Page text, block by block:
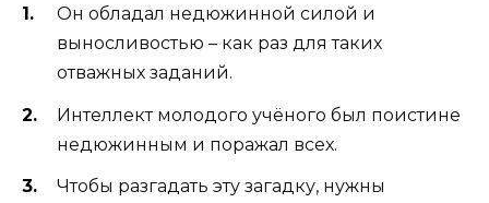
Он обладал недюжинной силой и
выносливостью – как раз для таких
отважных заданий.
Интеллект молодого учёного был поистине
недюжинным и поражал всех.
Чтобы разгадать эту загадку, нужны